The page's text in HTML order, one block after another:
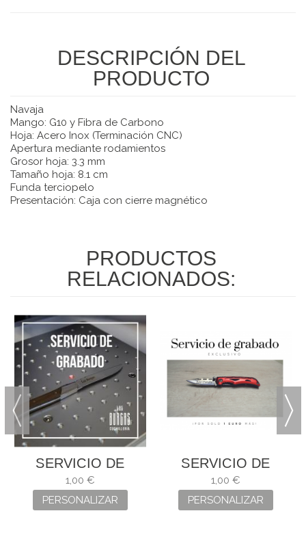
DESCRIPCIÓN DEL
PRODUCTO
Navaja
Mango: G10 y Fibra de Carbono
Hoja: Acero Inox (Terminación CNC)
Apertura mediante rodamientos
Grosor hoja: 3.3 mm
Tamaño hoja: 8.1 cm
Funda terciopelo
Presentación: Caja con cierre magnético
PRODUCTOS
RELACIONADOS:
SERVICIO DE
GRABADO
1,00 €
PERSONALIZAR
SERVICIO DE
GRABADO
1,00 €
PERSONALIZAR